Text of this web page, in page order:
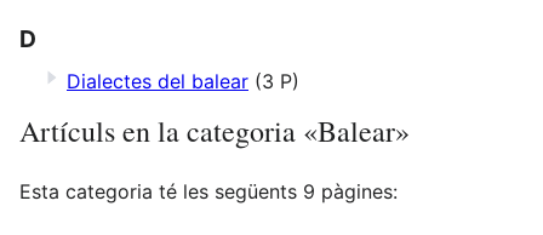
D
Dialectes del balear (3 P)
Artículs en la categoria «Balear»
Esta categoria té les següents 9 pàgines: